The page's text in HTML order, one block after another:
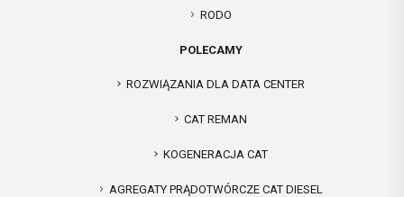
RODO
POLECAMY
ROZWIĄZANIA DLA DATA CENTER
CAT REMAN
KOGENERACJA CAT
AGREGATY PRĄDOTWÓRCZE CAT DIESEL